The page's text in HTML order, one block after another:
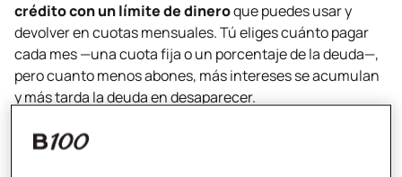
crédito con un límite de dineroque puedes usar y
devolver en cuotas mensuales. Tú eliges cuánto pagar
cada mes —una cuota fija o un porcentaje de la deuda—,
pero cuanto menos abones, más intereses se acumulan
y más tarda la deuda en desaparecer.
Lo característico de estas tarjetas es que tú decides